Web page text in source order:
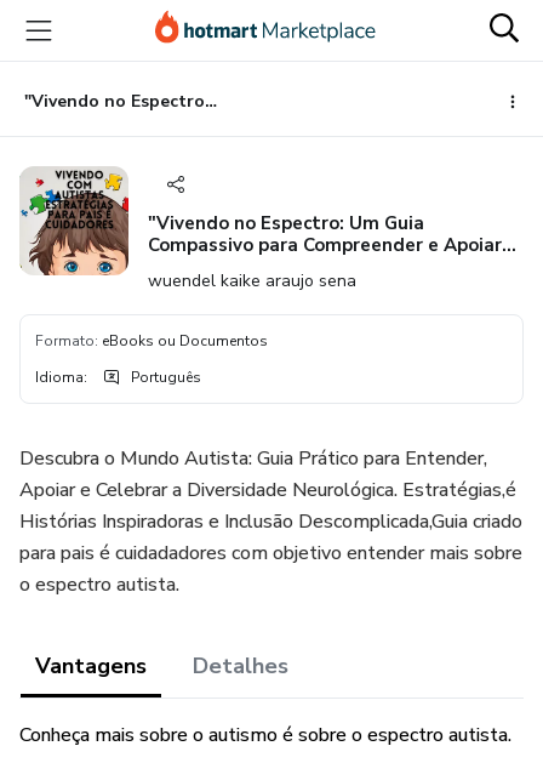
para
conteúdo
principal
para
pagamento
para
rodapé
"Vivendo no Espectro: Um Guia Compassivo para Compreender e Apoiar Indivíduos Autistas"
"Vivendo no Espectro: Um Guia
Compassivo para Compreender e Apoiar
wuendel kaike araujo sena
Formato: eBooks ou Documentos
Idioma: Português
Descubra o Mundo Autista: Guia Prático para Entender,
Apoiar e Celebrar a Diversidade Neurológica. Estratégias,é
Histórias Inspiradoras e Inclusão Descomplicada,Guia criado
para pais é cuidadadores com objetivo entender mais sobre
o espectro autista.
Vantagens Detalhes
Conheça mais sobre o autismo é sobre o espectro autista.